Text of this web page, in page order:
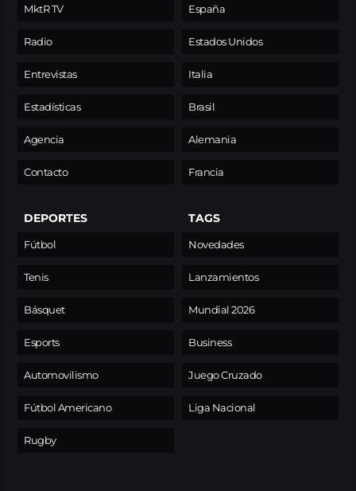
MktR TV
Radio
Entrevistas
Estadísticas
Agencia
Contacto
España
Estados Unidos
Italia
Brasil
Alemania
Francia
DEPORTES
Fútbol
Tenis
Básquet
Esports
Automovilismo
Fútbol Americano
Rugby
TAGS
Novedades
Lanzamientos
Mundial 2026
Business
Juego Cruzado
Liga Nacional